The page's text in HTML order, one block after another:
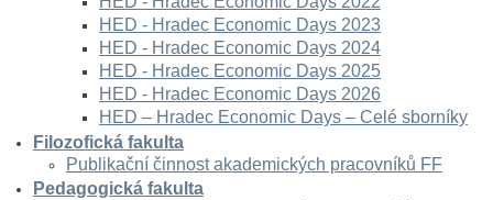
HED - Hradec Economic Days 2023
HED - Hradec Economic Days 2024
HED - Hradec Economic Days 2025
HED - Hradec Economic Days 2026
HED – Hradec Economic Days – Celé sborníky
Filozofická fakulta
Publikační činnost akademických pracovníků FF
Pedagogická fakulta